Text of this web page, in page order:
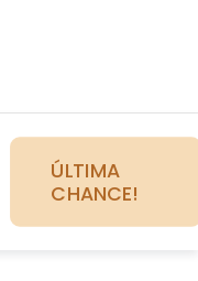
ÚLTIMA
CHANCE!